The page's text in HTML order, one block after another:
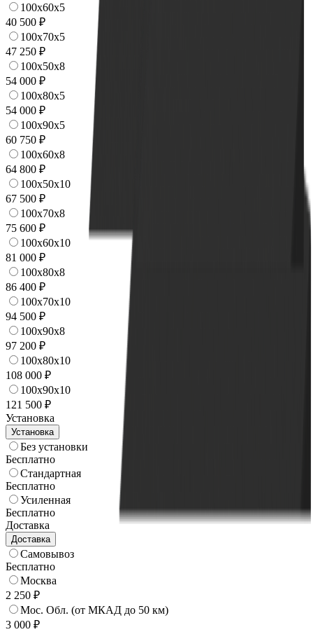
100x60x5
40 500 ₽
100x70x5
47 250 ₽
100x50x8
54 000 ₽
100x80x5
54 000 ₽
100x90x5
60 750 ₽
100x60x8
64 800 ₽
100x50x10
67 500 ₽
100x70x8
75 600 ₽
100x60x10
81 000 ₽
100x80x8
86 400 ₽
100x70x10
94 500 ₽
100x90x8
97 200 ₽
100x80x10
108 000 ₽
100x90x10
121 500 ₽
Установка
Установка
Без установки
Бесплатно
Стандартная
Бесплатно
Усиленная
Бесплатно
Доставка
Доставка
Самовывоз
Бесплатно
Москва
2 250 ₽
Мос. Обл. (от МКАД до 50 км)
3 000 ₽